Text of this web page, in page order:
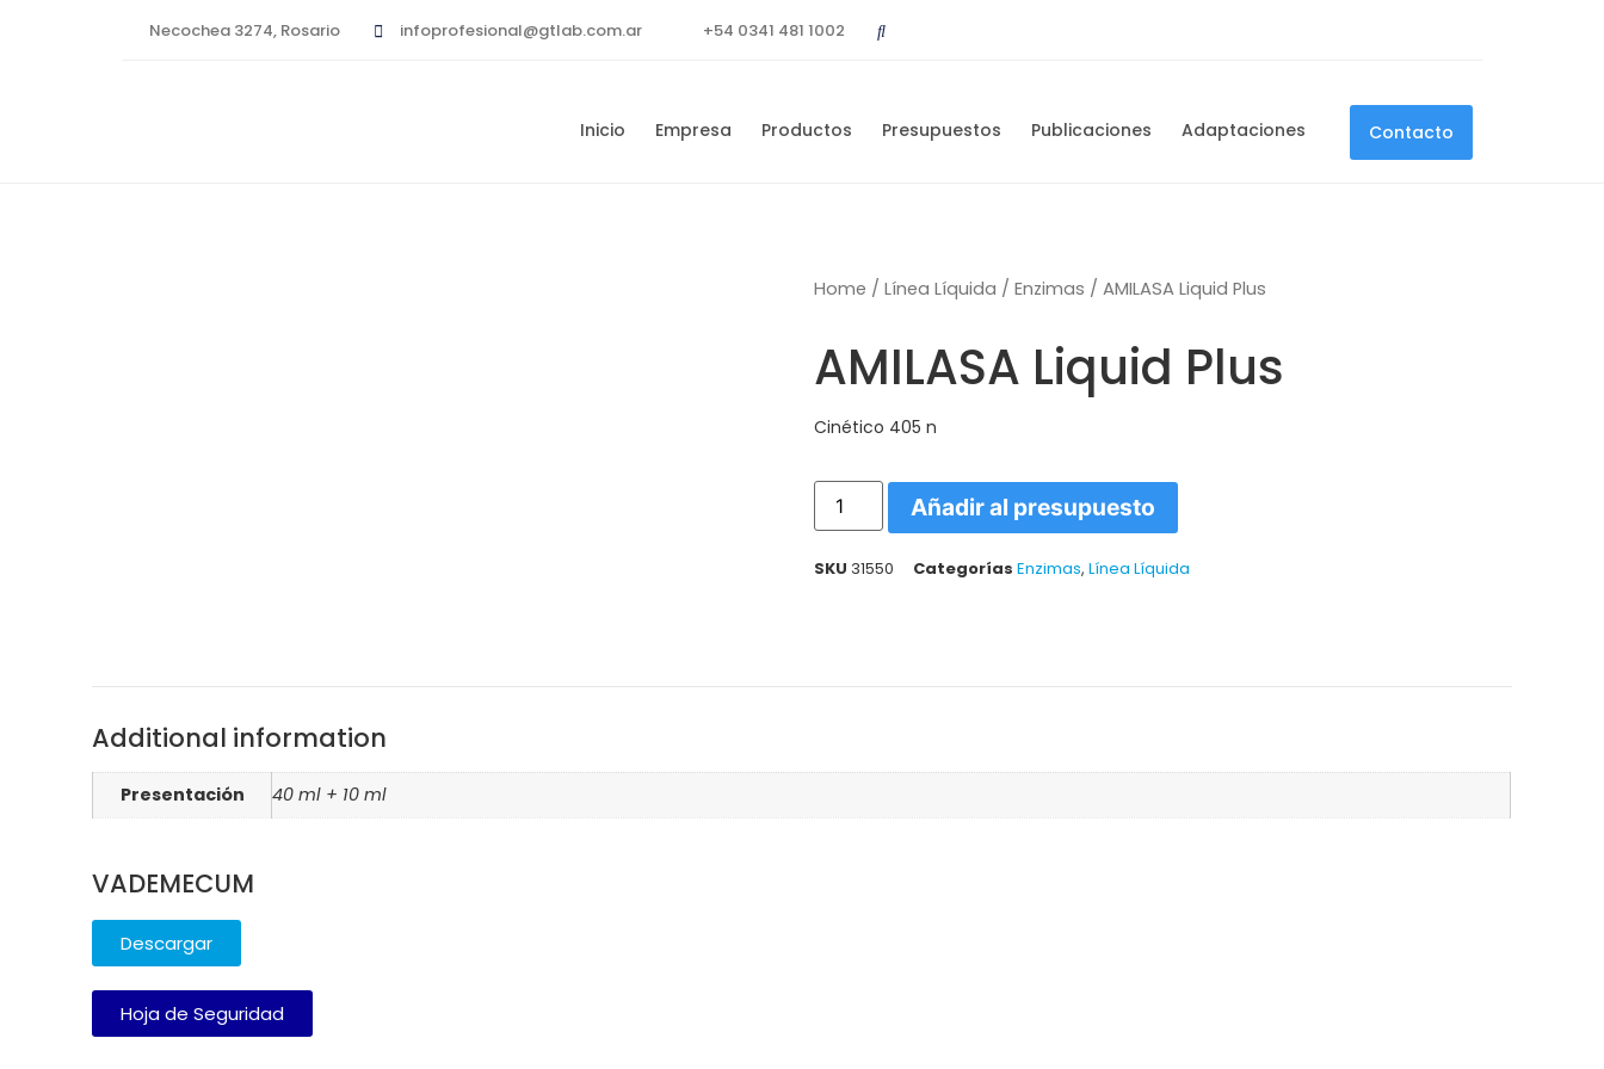
Necochea 3274, Rosario infoprofesional@gtlab.com.ar +54 0341 481 1002
Inicio Empresa Productos Presupuestos Publicaciones Adaptaciones Contacto
Home / Línea Líquida / Enzimas / AMILASA Liquid Plus
AMILASA Liquid Plus
Cinético 405 n
Añadir al presupuesto
SKU 31550 Categorías Enzimas, Línea Líquida
Additional information
Presentación 40 ml + 10 ml
VADEMECUM
Descargar
Hoja de Seguridad